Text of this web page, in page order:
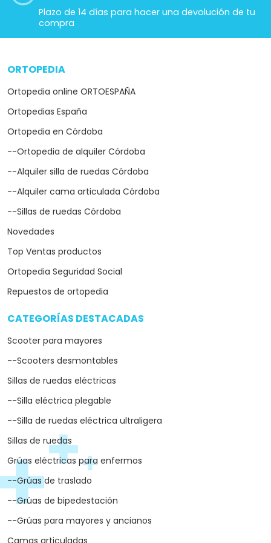
Top Ventas productos
Ortopedia Seguridad Social
CATEGORÍAS DESTACADAS
Scooter para mayores
--Scooters desmontables
Sillas de ruedas eléctricas
--Silla eléctrica plegable
--Silla de ruedas eléctrica ultraligera
Sillas de ruedas
Grúas eléctricas para enfermos
--Grúas de traslado
--Grúas de bipedestación
--Grúas para mayores y ancianos
Camas articuladas
--Camas ortopédicas
--Camas hospitalarias
--Camas elevables
Andadores
Grúas para piscinas
MARCAS DESTACADAS
Medical Mobility
Lifante
Libercar
Moretti